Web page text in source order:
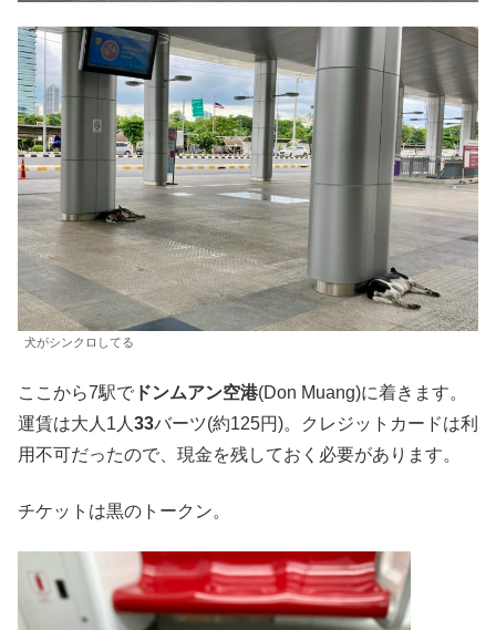
犬がシンクロしてる
ここから7駅で ドンムアン空港(Don Muang)に着きます。
運賃は大人1人 33バーツ(約125円)。
クレジットカードは利
用不可だったので、現金を残しておく必要があります。
チケットは黒のトークン。